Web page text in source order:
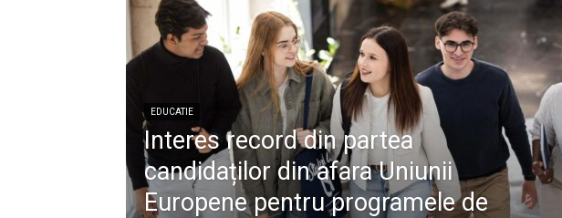
EDUCATIE
Interes record din partea
candidaților din afara Uniunii
Europene pentru programele de